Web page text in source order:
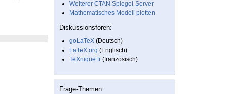
Weiterer CTAN Spiegel-Server
Mathematisches Modell plotten
Diskussionsforen:
goLaTeX (Deutsch)
LaTeX.org (Englisch)
TeXnique.fr (französisch)
Frage-Themen: